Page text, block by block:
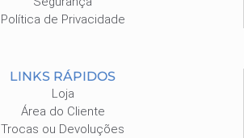
Política de Privacidade
LINKS RÁPIDOS
Loja
Área do Cliente
Trocas ou Devoluções